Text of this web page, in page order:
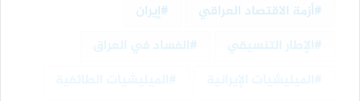
أزمة الاقتصاد العراقي
إيران
الإطار التنسيقي
الفساد في العراق